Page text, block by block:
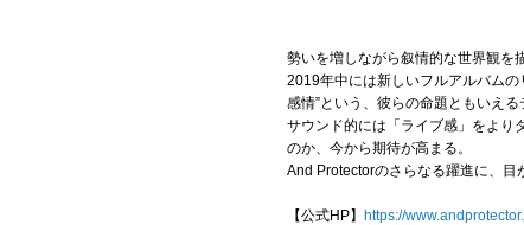
勢いを増しながら叙情的な世界観を
2019年中には新しいフルアルバム
感情”という、彼らの命題ともいえる
サウンド的には「ライブ感」をより
のか、今から期待が高まる。
And Protectorのさらなる躍進に、目
【公式HP】 https://